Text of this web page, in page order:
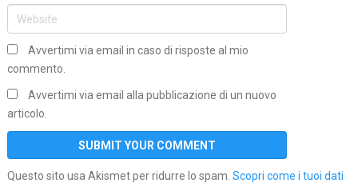
Avvertimi via email in caso di risposte al mio
commento.
Avvertimi via email alla pubblicazione di un nuovo
articolo.
Questo sito usa Akismet per ridurre lo spam. Scopri come i tuoi dati